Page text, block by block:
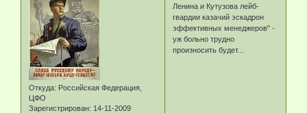
Откуда: Российская Федерация,
ЦФО
Зарегистрирован: 14-11-2009
Ленина и Кутузова лейб-
гвардии казачий эскадрон
эффективных менеджеров" -
уж больно трудно
произносить будет...